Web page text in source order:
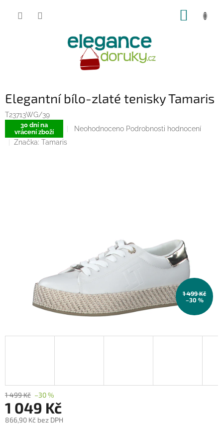
Elegantní bílo-zlaté tenisky Tamaris
T23713WG/39
30 dní na
vrácení zboží
Průměrné
Neohodnoceno Podrobnosti hodnocení
Značka: Tamaris
1 499 Kč
–30 %
1 499 Kč –30 %
1 049 Kč
866,90 Kč bez DPH